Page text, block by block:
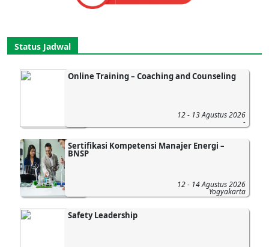
Status Jadwal
Online Training – Coaching and Counseling
12 - 13 Agustus 2026
-
Sertifikasi Kompetensi Manajer Energi –
BNSP
12 - 14 Agustus 2026
Yogyakarta
Safety Leadership